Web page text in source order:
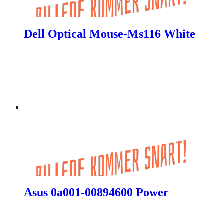
Dell Optical Mouse-Ms116 White
Asus 0a001-00894600 Power